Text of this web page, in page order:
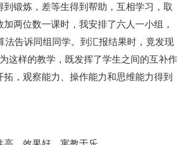
锻炼，差等生得到帮助，互相学习，取
两位数一课时，我安排了六人一小组，
法告诉同组同学。到汇报结果时，竟发现
这样的教学，既发挥了学生之间的互补作
，观察能力、操作能力和思维能力得到